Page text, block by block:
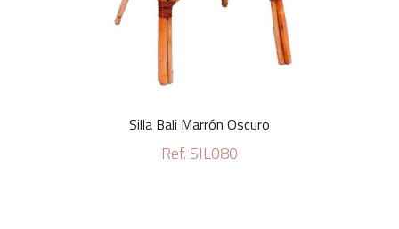
Silla Bali Marrón Oscuro
Ref. SIL080